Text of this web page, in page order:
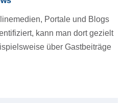
Portale und Blogs
kann man dort gezielt
über Gastbeiträge